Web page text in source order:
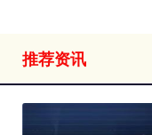
推荐资讯